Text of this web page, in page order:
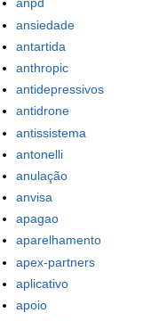
anpd
ansiedade
antartida
anthropic
antidepressivos
antidrone
antissistema
antonelli
anulação
anvisa
apagao
aparelhamento
apex-partners
aplicativo
apoio